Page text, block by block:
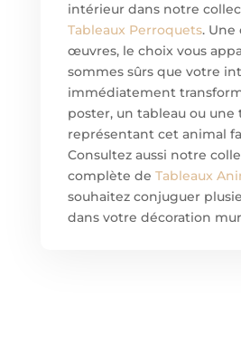
intérieur dans notre
Tableaux Perroquets. Une
œuvres, le choix vous
sommes sûrs que votre
immédiatement
poster, un tableau ou une
représentant cet animal
Consultez aussi notre
complète de Tableaux
souhaitez conjuguer
dans votre décoration